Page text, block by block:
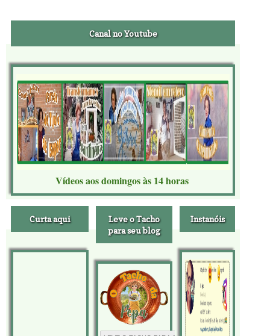
Canal no Youtube
Vídeos aos domingos às 14 horas
Curta aqui
Leve o Tacho
para seu blog
Instanóis